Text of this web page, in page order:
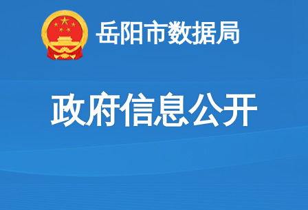
岳阳市数据局
政府信息公开